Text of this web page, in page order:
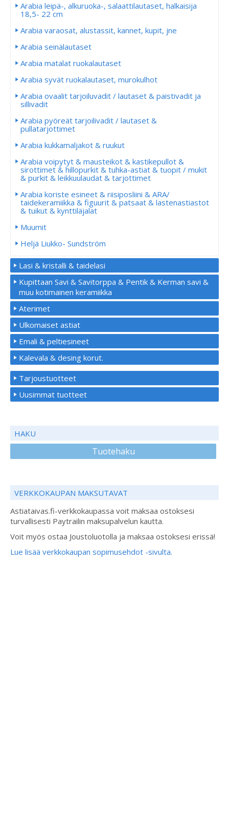
Arabia leipä-, alkuruoka-, salaattilautaset, halkaisija
18,5- 22 cm
Arabia varaosat, alustassit, kannet, kupit, jne
Arabia seinälautaset
Arabia matalat ruokalautaset
Arabia syvät ruokalautaset, murokulhot
Arabia ovaalit tarjoiluvadit / lautaset & paistivadit ja
sillivadit
Arabia pyöreät tarjoilivadit / lautaset &
pullatarjottimet
Arabia kukkamaljakot & ruukut
Arabia voipytyt & mausteikot & kastikepullot &
sirottimet & hillopurkit & tuhka-astiat & tuopit / mukit
& purkit & leikkuulaudat & tarjottimet
Arabia koriste esineet & riisiposliini & ARA/
taidekeramiikka & figuurit & patsaat & lastenastiastot
& tuikut & kynttiläjalat
Muumit
Heljä Liukko- Sundström
Lasi & kristalli & taidelasi
Kupittaan Savi & Savitorppa & Pentik & Kerman savi &
muu kotimainen keramiikka
Aterimet
Ulkomaiset astiat
Emali & peltiesineet
Kalevala & desing korut.
Tarjoustuotteet
Uusimmat tuotteet
HAKU
Tuotehaku
VERKKOKAUPAN MAKSUTAVAT
Astiataivas.fi-verkkokaupassa voit maksaa ostoksesi
turvallisesti Paytrailin maksupalvelun kautta.
Voit myös ostaa Joustoluotolla ja maksaa ostoksesi erissä!
Lue lisää verkkokaupan sopimusehdot -sivulta.